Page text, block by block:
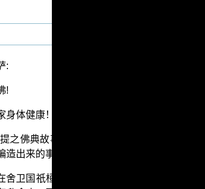
:
!
身体健康！精神愉快！
之佛典故事”今天要和大家谈谈“持戒生天”
造出来的事情。这段〈护戒品〉是被收录在
舍卫国祇桓精舍，为诸天人宣演经法。时罗